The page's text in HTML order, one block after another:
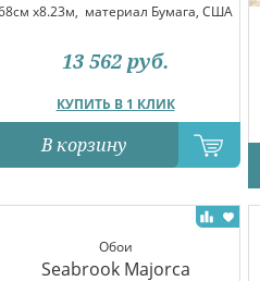
x8.23м, материал Бумага, США
КУПИТЬ В 1 КЛИК
13 562 руб.
В корзину
Обои
Seabrook Majorca